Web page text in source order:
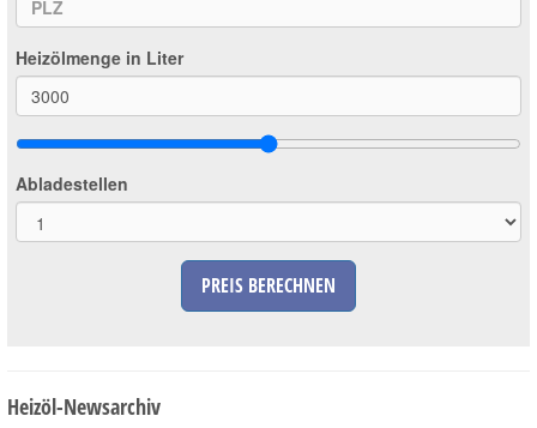
Heizölmenge in Liter
Abladestellen
PREIS BERECHNEN
Heizöl-Newsarchiv